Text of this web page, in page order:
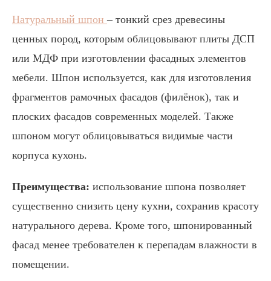
Натуральный шпон – тонкий срез древесины
ценных пород, которым облицовывают плиты ДСП
или МДФ при изготовлении фасадных элементов
мебели. Шпон используется, как для изготовления
фрагментов рамочных фасадов (филёнок), так и
плоских фасадов современных моделей. Также
шпоном могут облицовываться видимые части
корпуса кухонь.
Преимущества: использование шпона позволяет
существенно снизить цену кухни, сохранив красоту
натурального дерева. Кроме того, шпонированный
фасад менее требователен к перепадам влажности в
помещении.